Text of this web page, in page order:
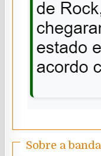
Sobre a banda